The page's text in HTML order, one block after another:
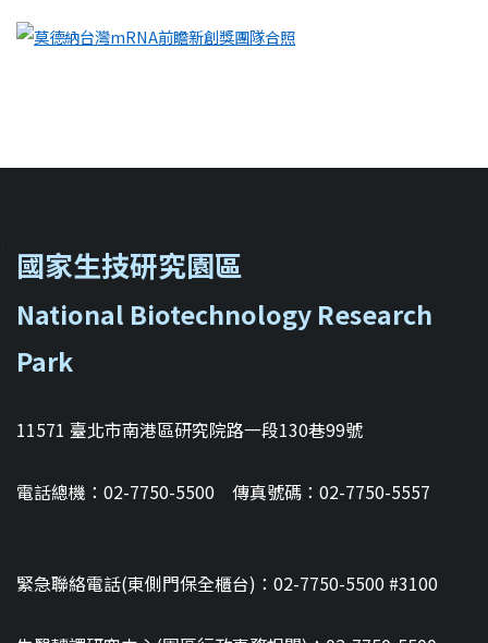
國家生技研究園區
National Biotechnology Research
Park
11571 臺北市南港區研究院路一段130巷99號
電話總機：02-7750-5500 傳真號碼：02-7750-5557
緊急聯絡電話(東側門保全櫃台)：02-7750-5500 #3100